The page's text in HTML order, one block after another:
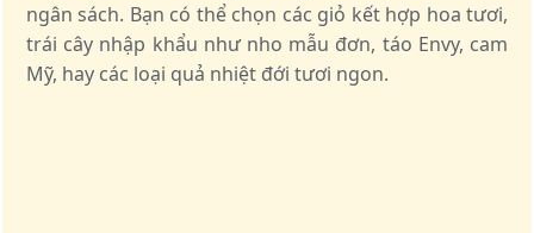
ngân sách. Bạn có thể chọn các giỏ kết hợp hoa tươi,
trái cây nhập khẩu như nho mẫu đơn, táo Envy, cam
Mỹ, hay các loại quả nhiệt đới tươi ngon.